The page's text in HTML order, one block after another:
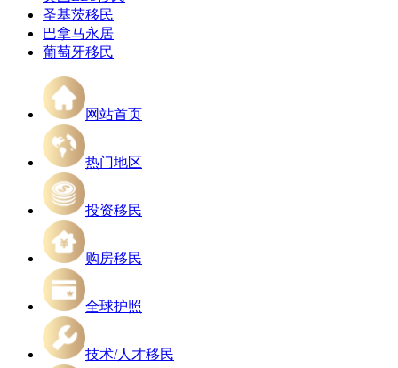
圣基茨移民
巴拿马永居
葡萄牙移民
网站首页
热门地区
投资移民
购房移民
全球护照
技术/人才移民